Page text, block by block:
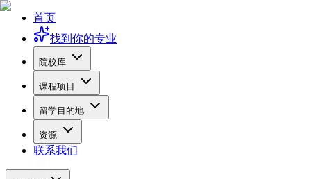
首页
找到你的专业
院校库
课程项目
留学目的地
资源
联系我们